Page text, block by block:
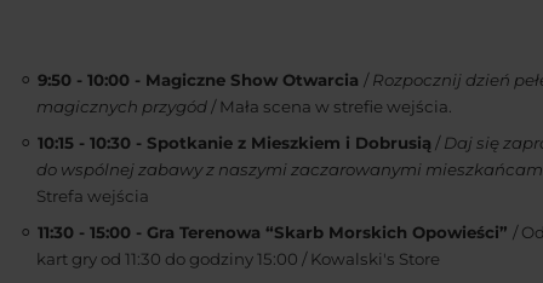
9:50 - 10:00 - Magiczne Show Otwarcia /Rozpocznij dzień
magicznych przygód / Mała scena w strefie wejścia.
10:15 - 10:30 - Spotkanie z Mieszkiem i Dobrusią /Daj się
do wspólnej zabawy z naszymi zaczarowanymi
Strefa wejścia
11:30 - 15:00 - Gra Terenowa “Skarb Morskich Opowieści” /
kart gry od 11:30 do godziny 15:00 / Kowalski's Store